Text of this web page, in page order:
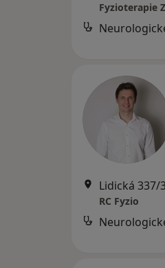
Fyzioterapie
Lidická 337/
RC Fyzio